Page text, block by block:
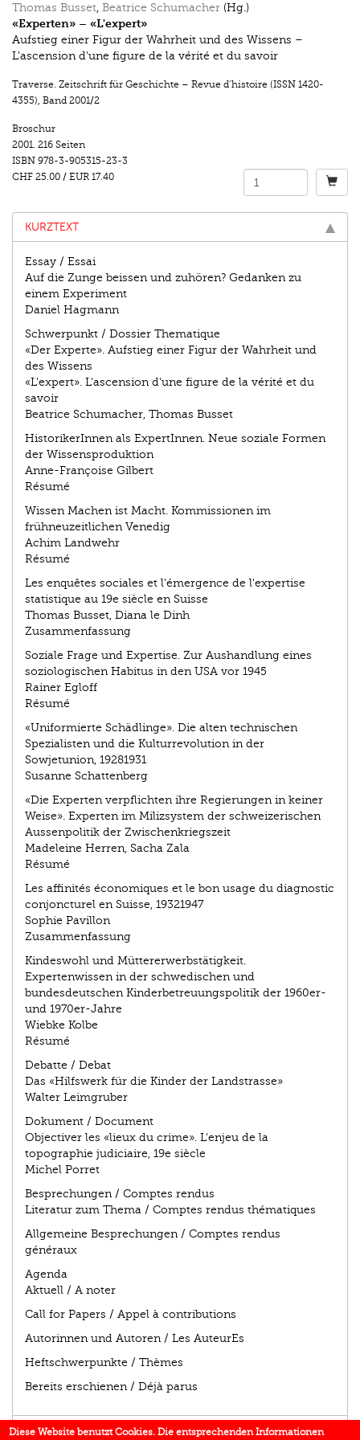
Thomas Busset, Beatrice Schumacher (Hg.)
«Experten» – «L'expert»
Aufstieg einer Figur der Wahrheit und des Wissens –
L'ascension d'une figure de la vérité et du savoir
Traverse. Zeitschrift für Geschichte – Revue d’histoire (ISSN 1420-
4355), Band 2001/2
Broschur
2001. 216 Seiten
ISBN 978-3-905315-23-3
CHF 25.00 / EUR 17.40
KURZTEXT
Essay / Essai
Auf die Zunge beissen und zuhören? Gedanken zu
einem Experiment
Daniel Hagmann
Schwerpunkt / Dossier Thematique
«Der Experte». Aufstieg einer Figur der Wahrheit und
des Wissens
«L'expert». L'ascension d'une figure de la vérité et du
savoir
Beatrice Schumacher, Thomas Busset
HistorikerInnen als ExpertInnen. Neue soziale Formen
der Wissensproduktion
Anne-Françoise Gilbert
Résumé
Wissen Machen ist Macht. Kommissionen im
frühneuzeitlichen Venedig
Achim Landwehr
Résumé
Les enquêtes sociales et l'émergence de l'expertise
statistique au 19e siècle en Suisse
Thomas Busset, Diana le Dinh
Zusammenfassung
Soziale Frage und Expertise. Zur Aushandlung eines
soziologischen Habitus in den USA vor 1945
Rainer Egloff
Résumé
«Uniformierte Schädlinge». Die alten technischen
Spezialisten und die Kulturrevolution in der
Sowjetunion, 1928­1931
Susanne Schattenberg
«Die Experten verpflichten ihre Regierungen in keiner
Weise». Experten im Milizsystem der schweizerischen
Aussenpolitik der Zwischenkriegszeit
Madeleine Herren, Sacha Zala
Résumé
Les affinités économiques et le bon usage du diagnostic
conjoncturel en Suisse, 1932­1947
Sophie Pavillon
Zusammenfassung
Kindeswohl und Müttererwerbstätigkeit.
Expertenwissen in der schwedischen und
bundesdeutschen Kinderbetreuungspolitik der 1960er-
und 1970er-Jahre
Wiebke Kolbe
Résumé
Debatte / Debat
Das «Hilfswerk für die Kinder der Landstrasse»
Walter Leimgruber
Dokument / Document
Objectiver les «lieux du crime». L'enjeu de la
topographie judiciaire, 19e siècle
Michel Porret
Besprechungen / Comptes rendus
Literatur zum Thema / Comptes rendus thématiques
Allgemeine Besprechungen / Comptes rendus
généraux
Agenda
Aktuell / A noter
Call for Papers / Appel à contributions
Autorinnen und Autoren / Les AuteurEs
Heftschwerpunkte / Thèmes
Bereits erschienen / Déjà parus
AUTOR/IN
Diese Website benutzt Cookies. Die entsprechenden Informationen